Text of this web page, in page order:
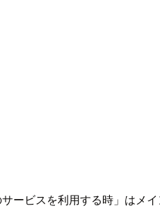
ービスを利用する時」はメ